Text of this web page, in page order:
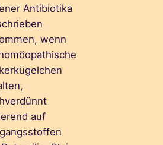
Antibiotika
wenn
auf